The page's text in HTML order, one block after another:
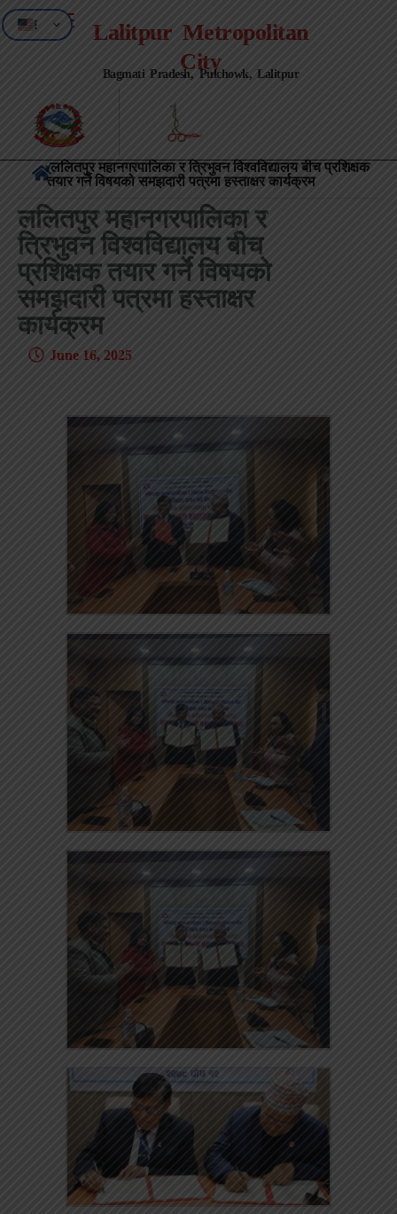
Lalitpur Metropolitan
City
Bagmati Pradesh, Pulchowk, Lalitpur
/ललितपुर महानगरपालिका र त्रिभुवन विश्वविद्यालय बीच प्रशिक्षक
तयार गर्ने विषयको समझदारी पत्रमा हस्ताक्षर कार्यक्रम
ललितपुर महानगरपालिका र
त्रिभुवन विश्वविद्यालय बीच
प्रशिक्षक तयार गर्ने विषयको
समझदारी पत्रमा हस्ताक्षर
कार्यक्रम
June 16, 2025